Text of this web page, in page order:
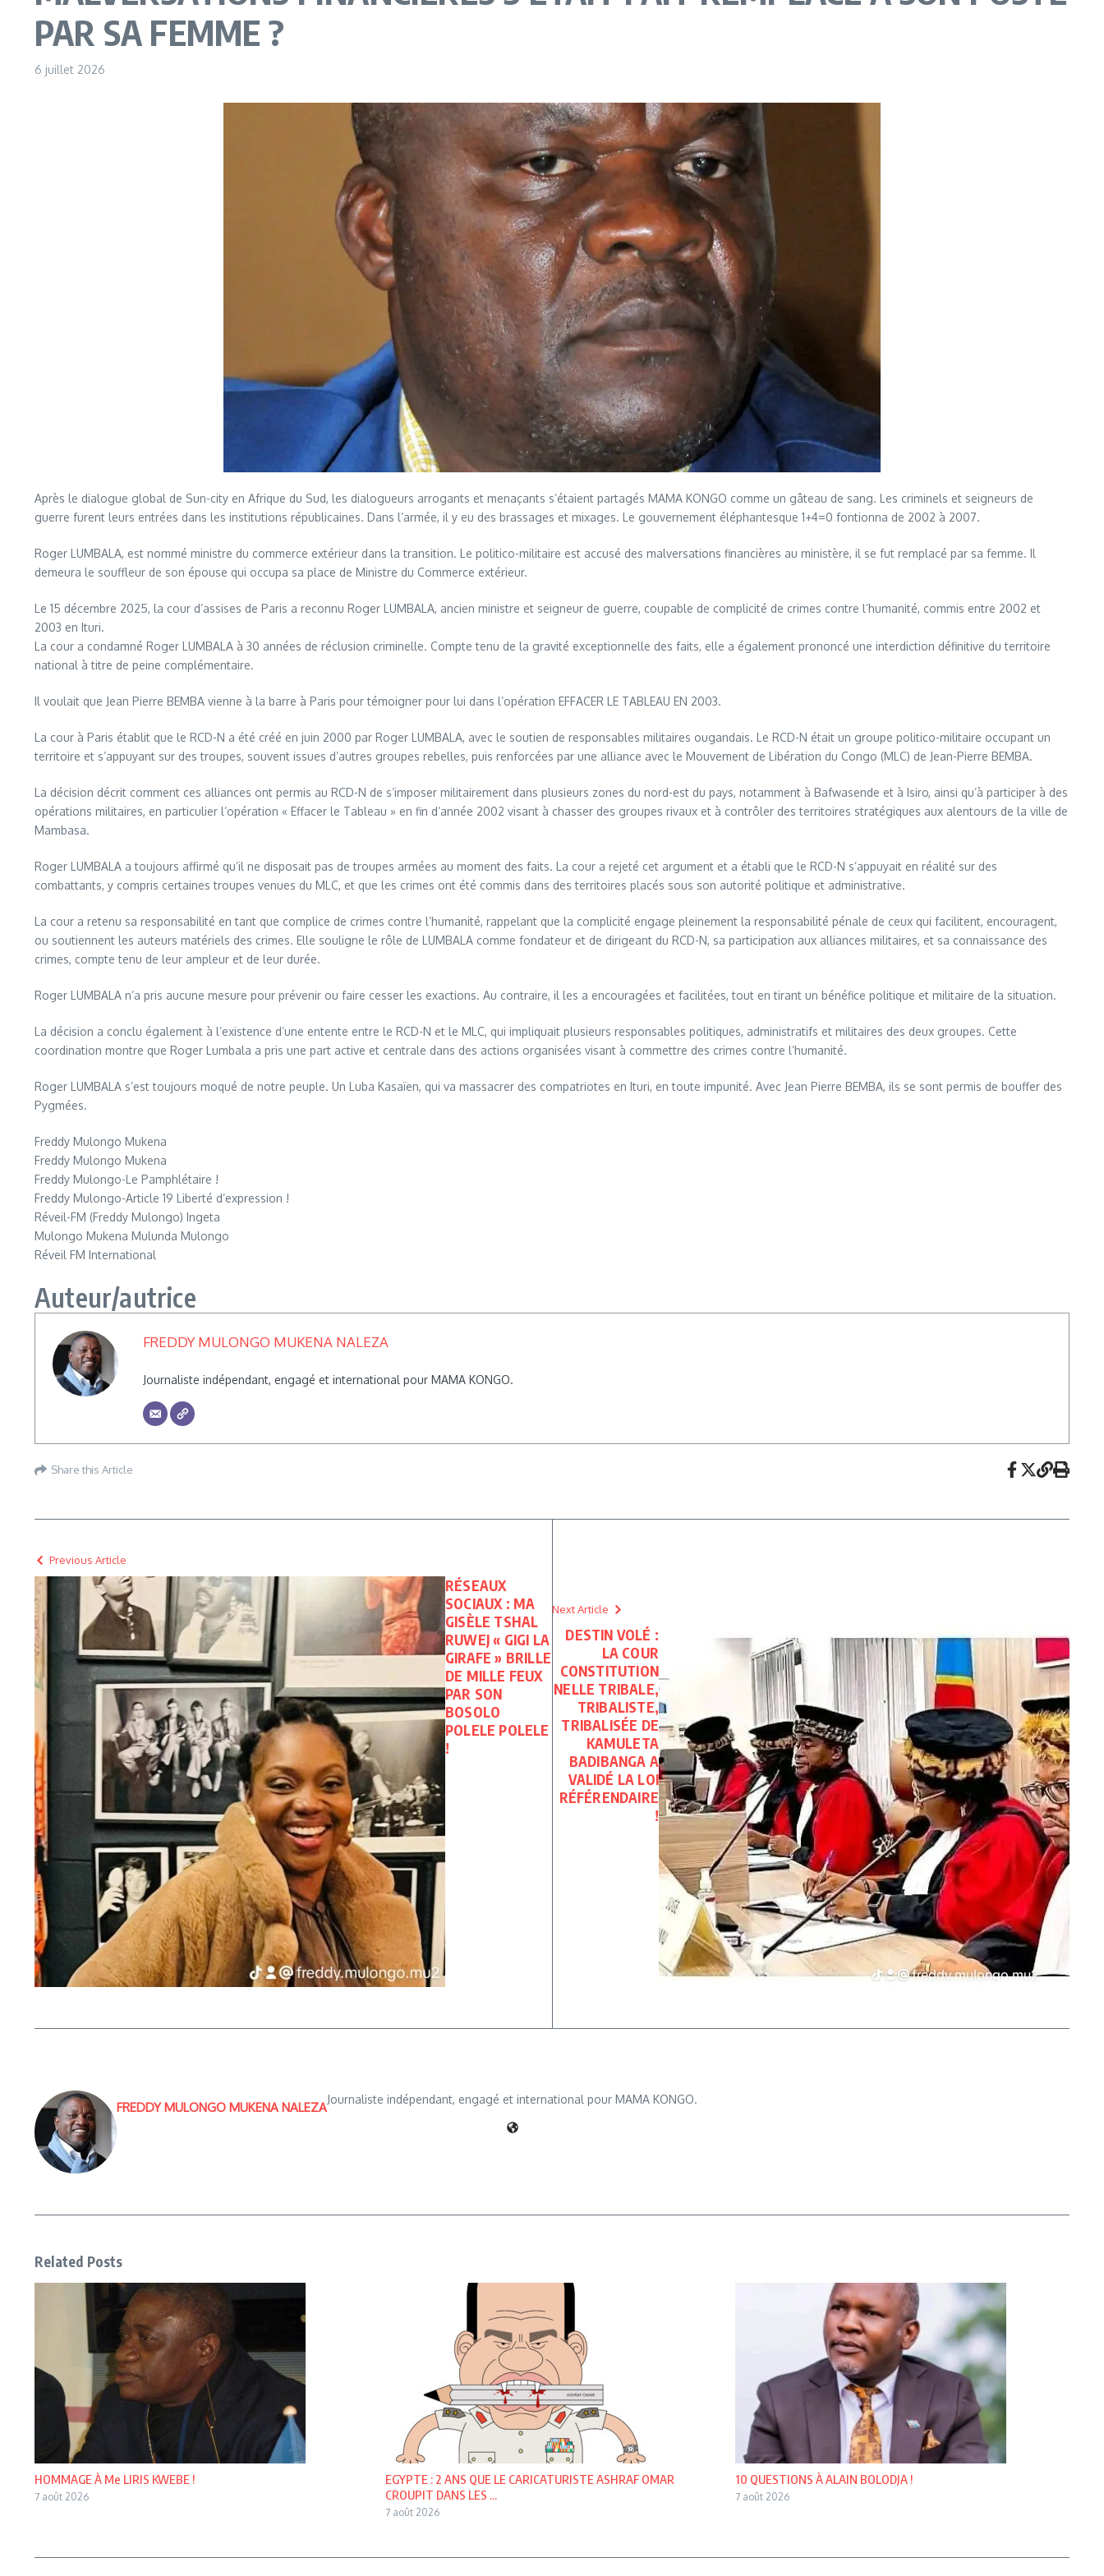
PAR SA FEMME ?
6 juillet 2026
Après le dialogue global de Sun-city en Afrique du Sud, les dialogueurs arrogants et menaçants s’étaient partagés MAMA KONGO comme un gâteau de sang. Les criminels et seigneurs de
guerre furent leurs entrées dans les institutions républicaines. Dans l’armée, il y eu des brassages et mixages. Le gouvernement éléphantesque 1+4=0 fontionna de 2002 à 2007.
Roger LUMBALA, est nommé ministre du commerce extérieur dans la transition. Le politico-militaire est accusé des malversations financières au ministère, il se fut remplacé par sa femme. Il
demeura le souffleur de son épouse qui occupa sa place de Ministre du Commerce extérieur.
Le 15 décembre 2025, la cour d’assises de Paris a reconnu Roger LUMBALA, ancien ministre et seigneur de guerre, coupable de complicité de crimes contre l’humanité, commis entre 2002 et
2003 en Ituri.
La cour a condamné Roger LUMBALA à 30 années de réclusion criminelle. Compte tenu de la gravité exceptionnelle des faits, elle a également prononcé une interdiction définitive du territoire
national à titre de peine complémentaire.
Il voulait que Jean Pierre BEMBA vienne à la barre à Paris pour témoigner pour lui dans l’opération EFFACER LE TABLEAU EN 2003.
La cour à Paris établit que le RCD-N a été créé en juin 2000 par Roger LUMBALA, avec le soutien de responsables militaires ougandais. Le RCD-N était un groupe politico-militaire occupant un
territoire et s’appuyant sur des troupes, souvent issues d’autres groupes rebelles, puis renforcées par une alliance avec le Mouvement de Libération du Congo (MLC) de Jean-Pierre BEMBA.
La décision décrit comment ces alliances ont permis au RCD-N de s’imposer militairement dans plusieurs zones du nord-est du pays, notamment à Bafwasende et à Isiro, ainsi qu’à participer à des
opérations militaires, en particulier l’opération « Effacer le Tableau » en fin d’année 2002 visant à chasser des groupes rivaux et à contrôler des territoires stratégiques aux alentours de la ville de
Mambasa.
Roger LUMBALA a toujours affirmé qu’il ne disposait pas de troupes armées au moment des faits. La cour a rejeté cet argument et a établi que le RCD-N s’appuyait en réalité sur des
combattants, y compris certaines troupes venues du MLC, et que les crimes ont été commis dans des territoires placés sous son autorité politique et administrative.
La cour a retenu sa responsabilité en tant que complice de crimes contre l’humanité, rappelant que la complicité engage pleinement la responsabilité pénale de ceux qui facilitent, encouragent,
ou soutiennent les auteurs matériels des crimes. Elle souligne le rôle de LUMBALA comme fondateur et de dirigeant du RCD-N, sa participation aux alliances militaires, et sa connaissance des
crimes, compte tenu de leur ampleur et de leur durée.
Roger LUMBALA n’a pris aucune mesure pour prévenir ou faire cesser les exactions. Au contraire, il les a encouragées et facilitées, tout en tirant un bénéfice politique et militaire de la situation.
La décision a conclu également à l’existence d’une entente entre le RCD-N et le MLC, qui impliquait plusieurs responsables politiques, administratifs et militaires des deux groupes. Cette
coordination montre que Roger Lumbala a pris une part active et centrale dans des actions organisées visant à commettre des crimes contre l’humanité.
Roger LUMBALA s’est toujours moqué de notre peuple. Un Luba Kasaïen, qui va massacrer des compatriotes en Ituri, en toute impunité. Avec Jean Pierre BEMBA, ils se sont permis de bouffer des
Pygmées.
Freddy Mulongo Mukena
Freddy Mulongo Mukena
Freddy Mulongo-Le Pamphlétaire !
Freddy Mulongo-Article 19 Liberté d’expression !
Réveil-FM (Freddy Mulongo) Ingeta
Mulongo Mukena Mulunda Mulongo
Réveil FM International
Auteur/autrice
FREDDY MULONGO MUKENA NALEZA
Journaliste indépendant, engagé et international pour MAMA KONGO.
Share this Article
Previous Article
RÉSEAUX
SOCIAUX : MA
GISÈLE TSHAL
RUWEJ « GIGI LA
GIRAFE » BRILLE
DE MILLE FEUX
PAR SON
BOSOLO
POLELE POLELE
!
Next Article
DESTIN VOLÉ :
LA COUR
CONSTITUTION
NELLE TRIBALE,
TRIBALISTE,
TRIBALISÉE DE
KAMULETA
BADIBANGA A
VALIDÉ LA LOI
RÉFÉRENDAIRE
!
FREDDY MULONGO MUKENA NALEZA
Journaliste indépendant, engagé et international pour MAMA KONGO.
Related Posts
HOMMAGE À Me LIRIS KWEBE !
7 août 2026
EGYPTE : 2 ANS QUE LE CARICATURISTE ASHRAF OMAR
CROUPIT DANS LES ...
7 août 2026
10 QUESTIONS À ALAIN BOLODJA !
7 août 2026